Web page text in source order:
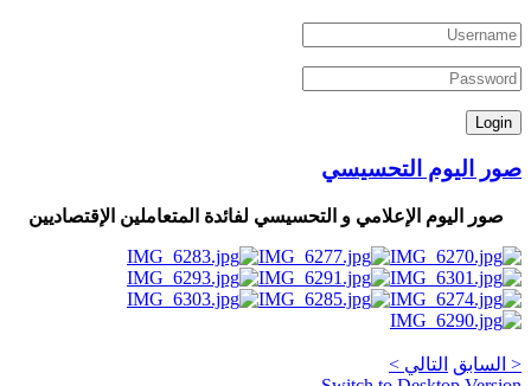
صور اليوم التحسيسي
صور اليوم الإعلامي و التحسيسي لفائدة المتعاملين الإقتصاديين
, author/sVasiljevski&Kekeljevic
< السابق التالي >